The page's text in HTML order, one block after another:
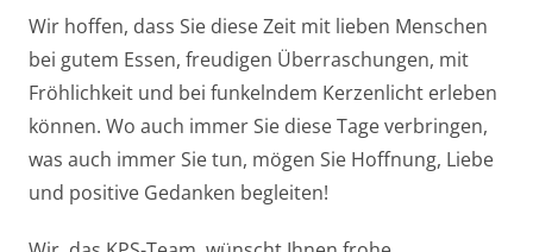
Wir hoffen, dass Sie diese Zeit mit lieben Menschen
bei gutem Essen, freudigen Überraschungen, mit
Fröhlichkeit und bei funkelndem Kerzenlicht erleben
können. Wo auch immer Sie diese Tage verbringen,
was auch immer Sie tun, mögen Sie Hoffnung, Liebe
und positive Gedanken begleiten!